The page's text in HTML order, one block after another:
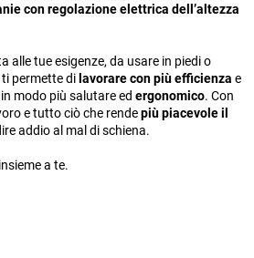
con regolazione elettrica dell’altezza
alle tue esigenze, da usare in piedi o
permette di lavorare con più efficienza e
modo più salutare ed ergonomico. Con
e tutto ciò che rendepiù piacevole il
addio al mal di schiena.
a te.